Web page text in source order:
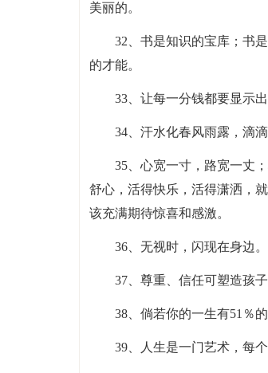
美丽的。
32、书是知识的宝库；书
的才能。
33、让每一分钱都要显示
34、汗水化春风雨露，滴滴
35、心宽一寸，路宽一丈
舒心，活得快乐，活得潇洒，
该充满期待惊喜和感激。
36、无视时，闪现在身边。
37、尊重、信任可塑造孩
38、倘若你的一生有51％
39、人生是一门艺术，每